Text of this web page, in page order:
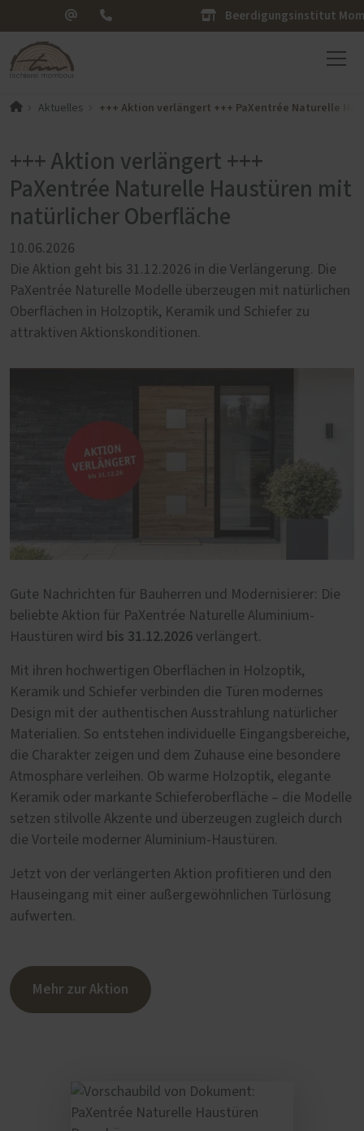
Beerdigungsinstitut
Aktuelles +++ Aktion verlängert +++ PaXentrée Naturelle
+++ Aktion verlängert +++
PaXentrée Naturelle Haustüren mit
natürlicher Oberfläche
10.06.2026
Die Aktion geht bis 31.12.2026 in die Verlängerung. Die
PaXentrée Naturelle Modelle überzeugen mit natürlichen
Oberflächen in Holzoptik, Keramik und Schiefer zu
attraktiven Aktionskonditionen.
Gute Nachrichten für Bauherren und Modernisierer: Die
beliebte Aktion für PaXentrée Naturelle Aluminium-
Haustüren wird bis 31.12.2026 verlängert.
Mit ihren hochwertigen Oberflächen in Holzoptik,
Keramik und Schiefer verbinden die Türen modernes
Design mit der authentischen Ausstrahlung natürlicher
Materialien. So entstehen individuelle Eingangsbereiche,
die Charakter zeigen und dem Zuhause eine besondere
Atmosphäre verleihen. Ob warme Holzoptik, elegante
Keramik oder markante Schieferoberfläche – die Modelle
setzen stilvolle Akzente und überzeugen zugleich durch
die Vorteile moderner Aluminium-Haustüren.
Jetzt von der verlängerten Aktion profitieren und den
Hauseingang mit einer außergewöhnlichen Türlösung
aufwerten.
Mehr zur Aktion